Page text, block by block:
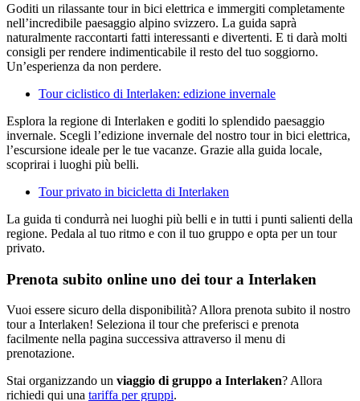
Goditi un rilassante tour in bici elettrica e immergiti completamente
nell’incredibile paesaggio alpino svizzero. La guida saprà
naturalmente raccontarti fatti interessanti e divertenti. E ti darà molti
consigli per rendere indimenticabile il resto del tuo soggiorno.
Un’esperienza da non perdere.
Tour ciclistico di Interlaken: edizione invernale
Esplora la regione di Interlaken e goditi lo splendido paesaggio
invernale. Scegli l’edizione invernale del nostro tour in bici elettrica,
l’escursione ideale per le tue vacanze. Grazie alla guida locale,
scoprirai i luoghi più belli.
Tour privato in bicicletta di Interlaken
La guida ti condurrà nei luoghi più belli e in tutti i punti salienti della
regione. Pedala al tuo ritmo e con il tuo gruppo e opta per un tour
privato.
Prenota subito online uno dei tour a Interlaken
Vuoi essere sicuro della disponibilità? Allora prenota subito il nostro
tour a Interlaken! Seleziona il tour che preferisci e prenota
facilmente nella pagina successiva attraverso il menu di
prenotazione.
Stai organizzando un viaggio di gruppo a Interlaken? Allora
richiedi qui una tariffa per gruppi.